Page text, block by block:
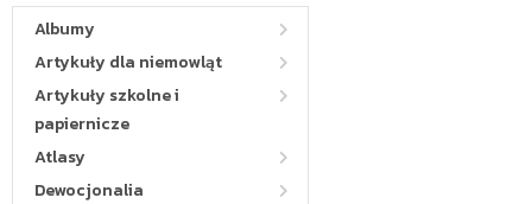
Albumy
Artykuły dla niemowląt
Artykuły szkolne i
papiernicze
Atlasy
Dewocjonalia